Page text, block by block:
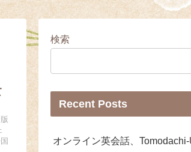
検索
Recent Posts
オンライン英会話、Tomodachi-